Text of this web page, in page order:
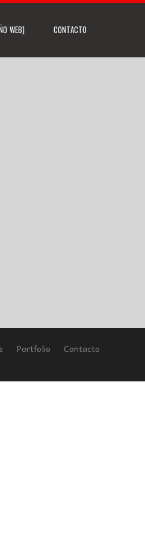
WEB] CONTACTO
Portfolio Contacto